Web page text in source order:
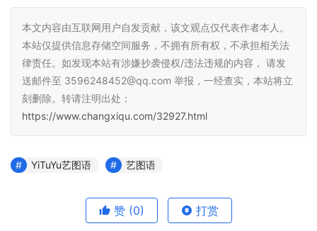
本文内容由互联网用户自发贡献，该文观点仅代表作者本人。
本站仅提供信息存储空间服务，不拥有所有权，不承担相关法
律责任。如发现本站有涉嫌抄袭侵权/违法违规的内容， 请发
送邮件至 3596248452@qq.com 举报，一经查实，本站将立
刻删除。转请注明出处：
https://www.changxiqu.com/32927.html
YiTuYu艺图语 艺图语
赞 (0) 打赏